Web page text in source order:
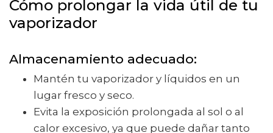
Cómo prolongar la vida útil de tu
vaporizador
Almacenamiento adecuado:
Mantén tu vaporizador y líquidos en un
lugar fresco y seco.
Evita la exposición prolongada al sol o al
calor excesivo, ya que puede dañar tanto